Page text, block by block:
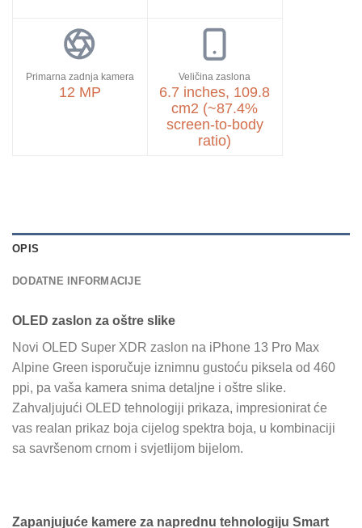
Primarna zadnja kamera
12 MP
Veličina zaslona
6.7 inches, 109.8
cm2 (~87.4%
screen-to-body
ratio)
OPIS
DODATNE INFORMACIJE
OLED zaslon za oštre slike
Novi OLED Super XDR zaslon na iPhone 13 Pro Max
Alpine Green isporučuje iznimnu gustoću piksela od 460
ppi, pa vaša kamera snima detaljne i oštre slike.
Zahvaljujući OLED tehnologiji prikaza, impresionirat će
vas realan prikaz boja cijelog spektra boja, u kombinaciji
sa savršenom crnom i svjetlijom bijelom.
Zapanjujuće kamere za naprednu tehnologiju Smart